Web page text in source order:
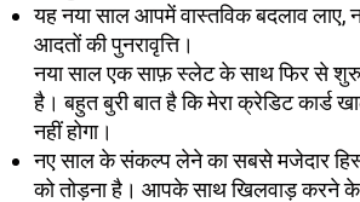
यह नया साल आपमें वास्तविक बदलाव लाए,
आदतों की पुनरावृत्ति।
नया साल एक साफ़ स्लेट के साथ फिर से
है। बहुत बुरी बात है कि मेरा क्रेडिट कार्ड
नहीं होगा।
नए साल के संकल्प लेने का सबसे मजेदार
को तोड़ना है। आपके साथ खिलवाड़ करने के